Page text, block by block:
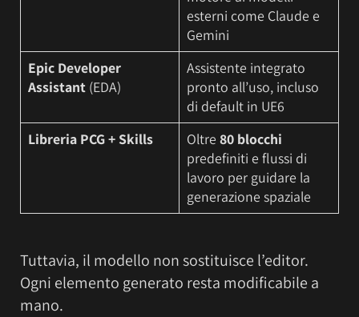
esterni come Claude e
Gemini
Epic Developer
Assistant(EDA)
Assistente integrato
pronto all’uso, incluso
di default in UE6
Libreria PCG + Skills
Oltre 80 blocchi
predefiniti e flussi di
lavoro per guidare la
generazione spaziale
Tuttavia, il modello non sostituisce l’editor.
Ogni elemento generato resta modificabile a
mano.